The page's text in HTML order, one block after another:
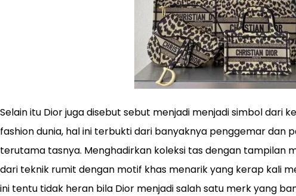
Selain itu Dior juga disebut sebut menjadi menjadi simbol dari
fashion dunia, hal ini terbukti dari banyaknya penggemar dan
terutama tasnya. Menghadirkan koleksi tas dengan tampilan
dari teknik rumit dengan motif khas menarik yang kerap kali
ini tentu tidak heran bila Dior menjadi salah satu merk yang